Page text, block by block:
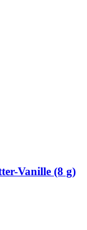
​Vanille (8 g)